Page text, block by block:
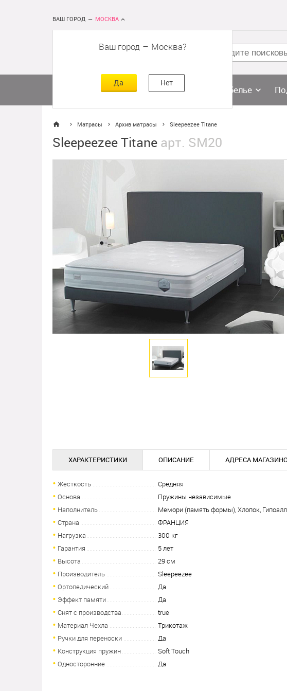
ВАШ ГОРОД — МОСКВА
Ваш город – Москва
Да Нет
Кровати Постельное белье
Матрасы Архив матрасы Sleepeezee Titane
Sleepeezee Titane арт. SМ20
ХАРАКТЕРИСТИКИ ОПИСАНИЕ АДРЕСА
Жесткость
Средняя
Основа
Пружины независимые
Наполнитель
Мемори (память формы), Хлопок,
Страна
ФРАНЦИЯ
Нагрузка
300 кг
Гарантия
5 лет
Высота
29 см
Производитель
Sleepeezee
Ортопедический
Да
Эффект памяти
Да
Снят с производства
true
Материал Чехла
Трикотаж
Ручки для переноски
Да
Конструкция пружин
Soft Touch
Односторонние
Да